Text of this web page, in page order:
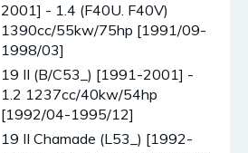
2001] - 1.4 (F40U. F40V)
1390cc/55kw/75hp [1991/09-
1998/03]
19 II (B/C53_) [1991-2001] -
1.2 1237cc/40kw/54hp
[1992/04-1995/12]
19 II Chamade (L53_) [1992-